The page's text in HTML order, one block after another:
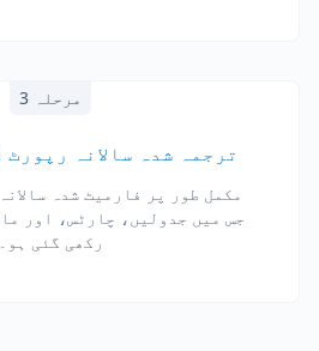
مرحلہ 3
ترجمہ شدہ سالانہ
مکمل طور پر فارمیٹ شدہ
جس میں جدولیں، چارٹس، اور
رکھی گئی ہو۔